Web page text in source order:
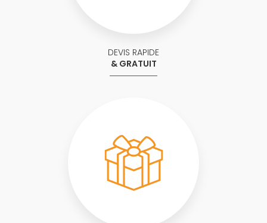
DEVIS RAPIDE
& GRATUIT